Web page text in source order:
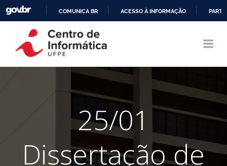
CONTEÚDO
COMUNICA BR ACESSO À INFORMAÇÃO
25/01
Dissertação de